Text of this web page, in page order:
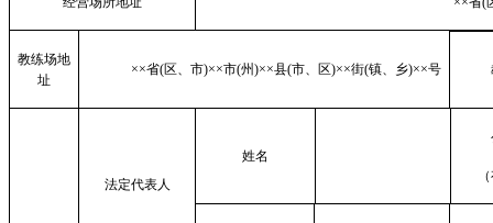
教练场地
址
××省(区、市)××市(州)××县(市、区)××街(镇、乡)××号
法定代表人
姓名